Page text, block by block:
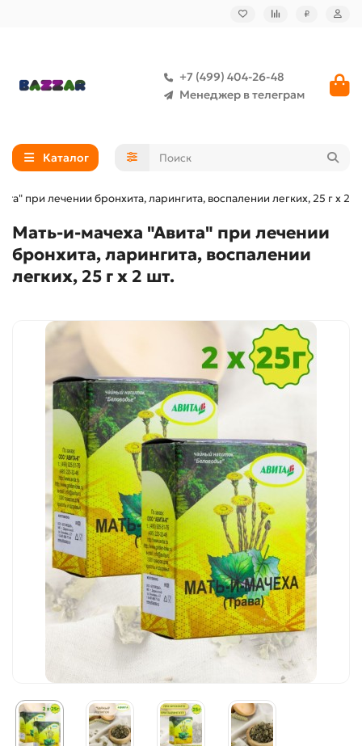
₽
+7 (499) 404-26-48
Менеджер в телеграм
Каталог
при лечении бронхита, ларингита, воспалении легких, 25 г x 2
Мать-и-мачеха "Авита" при лечении
бронхита, ларингита, воспалении
легких, 25 г x 2 шт.